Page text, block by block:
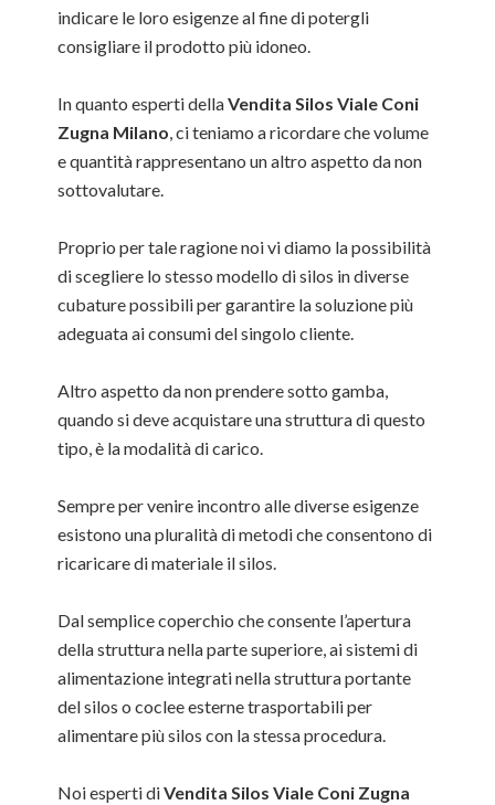
indicare le loro esigenze al fine di potergli
consigliare il prodotto più idoneo.
In quanto esperti dellaVendita Silos Viale Coni
Zugna Milano, ci teniamo a ricordare che volume
e quantità rappresentano un altro aspetto da non
sottovalutare.
Proprio per tale ragione noi vi diamo la possibilità
di scegliere lo stesso modello di silos in diverse
cubature possibili per garantire la soluzione più
adeguata ai consumi del singolo cliente.
Altro aspetto da non prendere sotto gamba,
quando si deve acquistare una struttura di questo
tipo, è la modalità di carico.
Sempre per venire incontro alle diverse esigenze
esistono una pluralità di metodi che consentono di
ricaricare di materiale il silos.
Dal semplice coperchio che consente l’apertura
della struttura nella parte superiore, ai sistemi di
alimentazione integrati nella struttura portante
del silos o coclee esterne trasportabili per
alimentare più silos con la stessa procedura.
Noi esperti diVendita Silos Viale Coni Zugna